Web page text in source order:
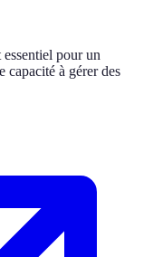
pour un
capacité à gérer des